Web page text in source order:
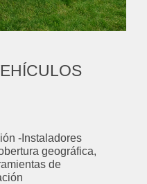
-Instaladores
geográfica,
de